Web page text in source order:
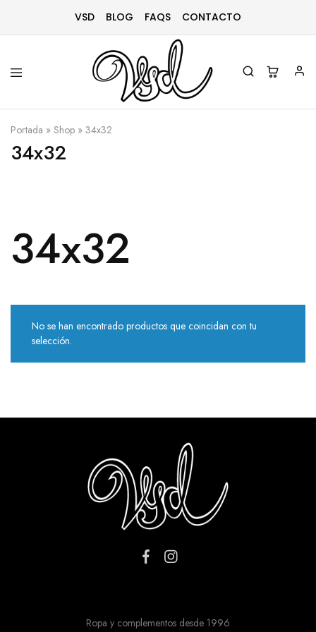
VSD BLOG FAQS CONTACTO
Vsd
Ropa
complementos
desde
1996
Portada » Shop » 34x32
34x32
34x32
No se han encontrado productos que coincidan con tu
selección.
Ropa y complementos desde 1996